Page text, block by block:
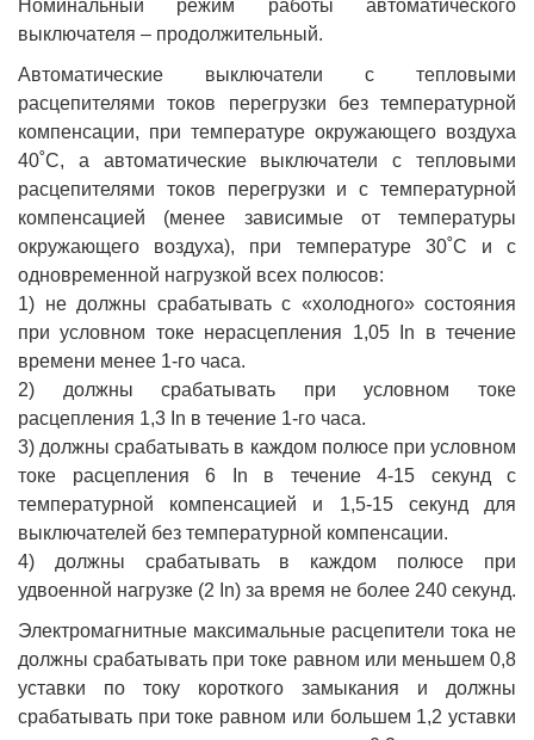
Номинальный режим работы автоматического
выключателя – продолжительный.
Автоматические выключатели с тепловыми
расцепителями токов перегрузки без температурной
компенсации, при температуре окружающего воздуха
40˚С, а автоматические выключатели с тепловыми
расцепителями токов перегрузки и с температурной
компенсацией (менее зависимые от температуры
окружающего воздуха), при температуре 30˚С и с
одновременной нагрузкой всех полюсов:
1) не должны срабатывать с «холодного» состояния
при условном токе нерасцепления 1,05 In в течение
времени менее 1-го часа.
2) должны срабатывать при условном токе
расцепления 1,3 In в течение 1-го часа.
3) должны срабатывать в каждом полюсе при условном
токе расцепления 6 In в течение 4-15 секунд с
температурной компенсацией и 1,5-15 секунд для
выключателей без температурной компенсации.
4) должны срабатывать в каждом полюсе при
удвоенной нагрузке (2 In) за время не более 240 секунд.
Электромагнитные максимальные расцепители тока не
должны срабатывать при токе равном или меньшем 0,8
уставки по току короткого замыкания и должны
срабатывать при токе равном или большем 1,2 уставки